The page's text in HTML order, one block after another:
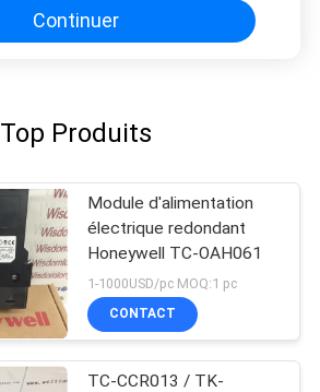
Continuer
Top Produits
Module d'alimentation
électrique redondant
Honeywell TC-OAH061
1-1000USD/pc MOQ:1 pc
CONTACT
TC-CCR013 / TK-